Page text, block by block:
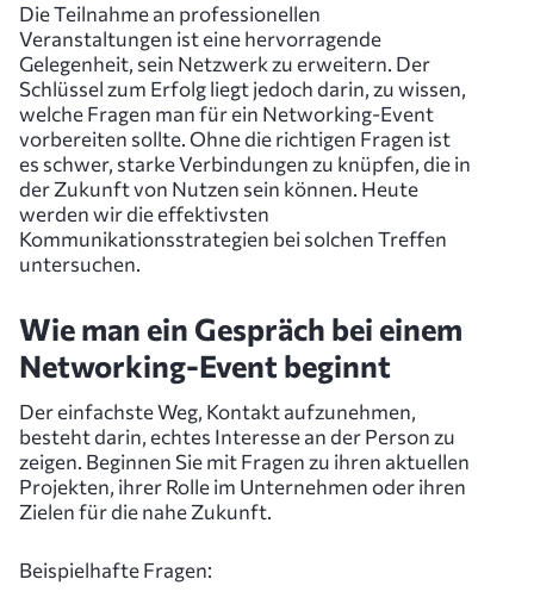
Die Teilnahme an professionellen
Veranstaltungen ist eine hervorragende
Gelegenheit, sein Netzwerk zu erweitern. Der
Schlüssel zum Erfolg liegt jedoch darin, zu wissen,
welche Fragen man für ein Networking-Event
vorbereiten sollte. Ohne die richtigen Fragen ist
es schwer, starke Verbindungen zu knüpfen, die in
der Zukunft von Nutzen sein können. Heute
werden wir die effektivsten
Kommunikationsstrategien bei solchen Treffen
untersuchen.
Wie man ein Gespräch bei einem
Networking-Event beginnt
Der einfachste Weg, Kontakt aufzunehmen,
besteht darin, echtes Interesse an der Person zu
zeigen. Beginnen Sie mit Fragen zu ihren aktuellen
Projekten, ihrer Rolle im Unternehmen oder ihren
Zielen für die nahe Zukunft.
Beispielhafte Fragen: